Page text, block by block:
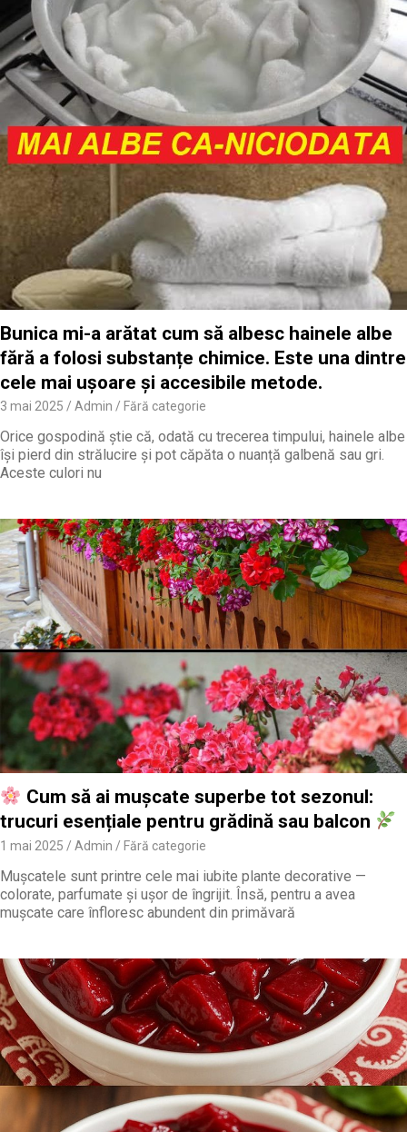
Bunica mi-a arătat cum să albesc hainele albe
fără a folosi substanțe chimice. Este una dintre
cele mai ușoare și accesibile metode.
3 mai 2025 Admin Fără categorie
Orice gospodină știe că, odată cu trecerea timpului, hainele albe
își pierd din strălucire și pot căpăta o nuanță galbenă sau gri.
Aceste culori nu
Cum să ai mușcate superbe tot sezonul:
trucuri esențiale pentru grădină sau balcon
1 mai 2025 Admin Fără categorie
Mușcatele sunt printre cele mai iubite plante decorative —
colorate, parfumate și ușor de îngrijit. Însă, pentru a avea
mușcate care înfloresc abundent din primăvară